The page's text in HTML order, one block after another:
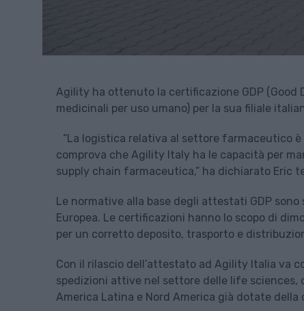
Agility ha ottenuto la certificazione GDP
medicinali per uso umano) per la sua filiale
“La logistica relativa al settore farmaceutico
comprova che Agility Italy ha le capacità per
supply chain farmaceutica,” ha dichiarato Eric
Le normative alla base degli attestati GDP
Europea. Le certificazioni hanno lo scopo di
per un corretto deposito, trasporto e
Con il rilascio dell’attestato ad Agility Italia va
spedizioni attive nel settore delle life sciences,
America Latina e Nord America già dotate della